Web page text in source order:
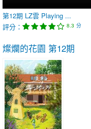
第12期 LZ雲 Playing ...
評分：
8.3 分
燦爛的花園 第12期